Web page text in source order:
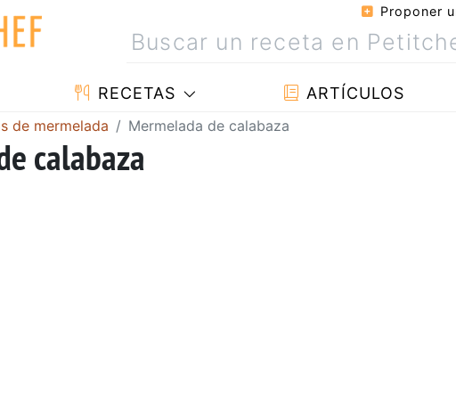
Proponer
RECETAS ARTÍCULOS
de mermelada Mermelada de calabaza
calabaza